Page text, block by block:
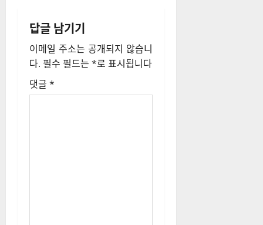
이
션
답글 남기기
이메일 주소는 공개되지 않습니
다. 필수 필드는 *로 표시됩니다
댓글 *